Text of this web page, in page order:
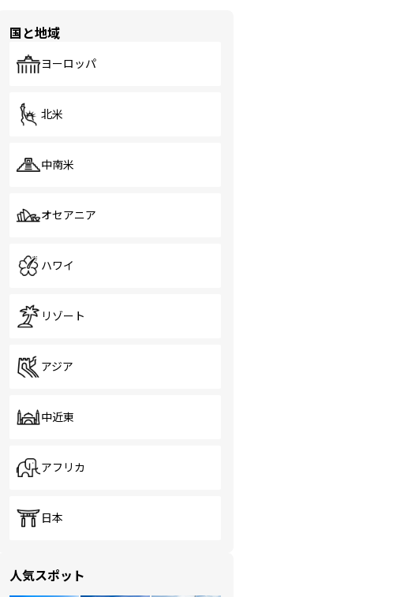
国と地域
ヨーロッパ
北米
中南米
オセアニア
ハワイ
リゾート
アジア
中近東
アフリカ
日本
人気スポット